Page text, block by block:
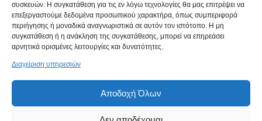
συσκευών. Η συγκατάθεση για τις εν λόγω τεχνολογίες θα μας επιτρέψει να
επεξεργαστούμε δεδομένα προσωπικού χαρακτήρα, όπως συμπεριφορά
περιήγησης ή μοναδικά αναγνωριστικά σε αυτόν τον ιστότοπο. Η μη
συγκατάθεση ή η ανάκληση της συγκατάθεσης, μπορεί να επηρεάσει
αρνητικά ορισμένες λειτουργίες και δυνατότητες.
Διαχείριση υπηρεσιών
Αποδοχή Όλων
Πολιτική Cookies
Συμφωνώ